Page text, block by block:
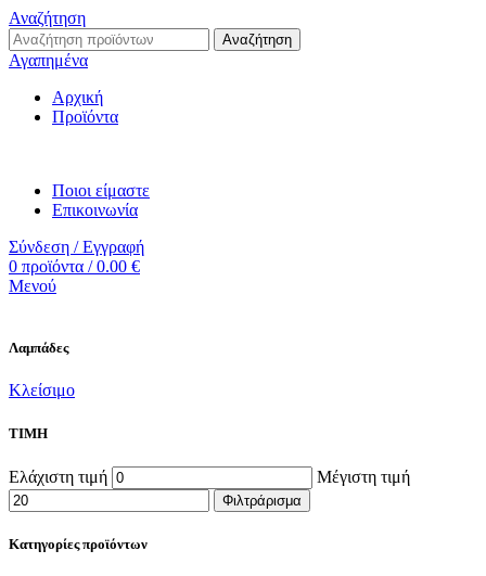
Αναζήτηση
Αναζήτηση
Αγαπημένα
Αρχική
Προϊόντα
Ποιοι είμαστε
Επικοινωνία
Σύνδεση / Εγγραφή
0 προϊόντα / 0.00 €
Μενού
Λαμπάδες
Κλείσιμο
ΤΙΜΗ
Ελάχιστη τιμή Μέγιστη τιμή
Φιλτράρισμα
Κατηγορίες προϊόντων